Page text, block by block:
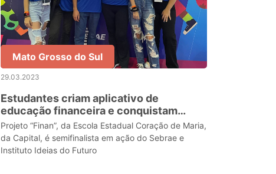
Mato Grosso do Sul
29.03.2023
Estudantes criam aplicativo de
educação financeira e conquistam
investidor durante Desafio Liga Jovem
Projeto “Finan”, da Escola Estadual Coração de Maria,
da Capital, é semifinalista em ação do Sebrae e
Instituto Ideias do Futuro